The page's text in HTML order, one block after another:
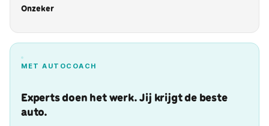
Onzeker
MET AUTOCOACH
Experts doen het werk. Jij krijgt de beste
auto.